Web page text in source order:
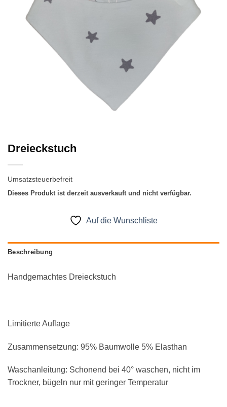
Dreieckstuch
Umsatzsteuerbefreit
Dieses Produkt ist derzeit ausverkauft und nicht verfügbar.
Auf die Wunschliste
Beschreibung
Handgemachtes Dreieckstuch
Limitierte Auflage
Zusammensetzung: 95% Baumwolle 5% Elasthan
Waschanleitung: Schonend bei 40° waschen, nicht im
Trockner, bügeln nur mit geringer Temperatur